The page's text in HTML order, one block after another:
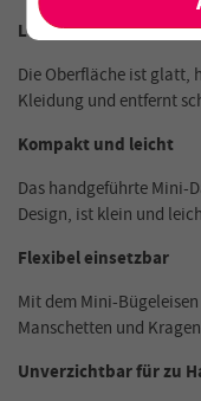
Leistungsstark und
Die Oberfläche ist glatt,
Kleidung und entfernt
Kompakt und leicht
Das handgeführte Mini-
Design, ist klein und
Flexibel einsetzbar
Mit dem Mini-
Manschetten und
Unverzichtbar für zu